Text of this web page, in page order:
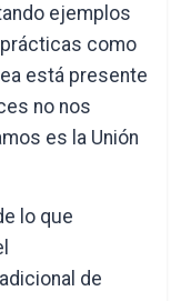
ejemplos
como
está presente
no nos
es la Unión
lo que
de